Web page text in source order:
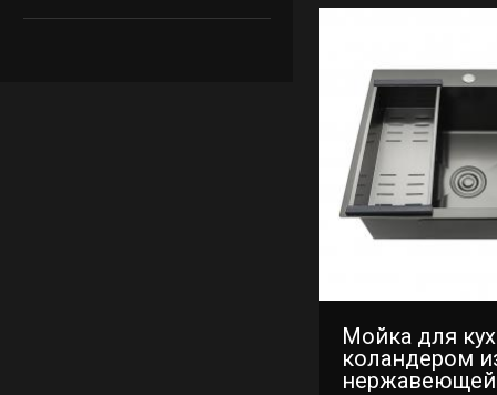
Мойка для
коландером
нержавеющей